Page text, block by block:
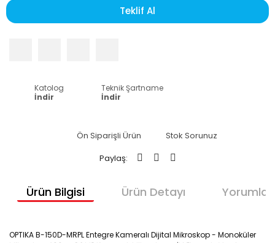
Teklif Al
Katolog
İndir
Teknik Şartname
İndir
Ön Siparişli Ürün
Stok Sorunuz
Paylaş:
Ürün Bilgisi Ürün Detayı Yorumlar
OPTIKA B-150D-MRPL Entegre Kameralı Dijital Mikroskop - Monoküler